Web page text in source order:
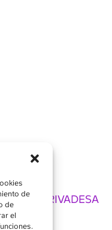
de
de
el
DE PRIVADESA